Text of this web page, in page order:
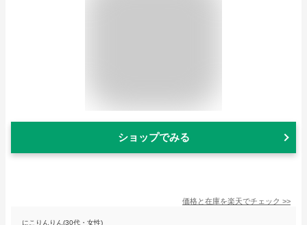
ショップでみる
価格と在庫を楽天でチェック >>
にこりんりん(30代・女性)